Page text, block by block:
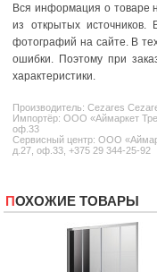
Вся информация о товаре
из открытых
фотографий на сайте. В
ошибки. Поэтому при
характеристики.
Производитель:Cezares
Импортёр: ООО «Аймаркет
оф.33
Сервисный центр: ООО
д.27, оф.33, +375 29 344-25-92
ПОХОЖИЕ ТОВАРЫ